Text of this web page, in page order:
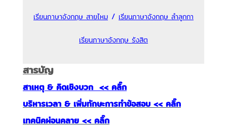
เรียนภาษาอังกฤษ สายไหม / เรียนภาษาอังกฤษ ลำลูกกา
เรียนภาษาอังกฤษ รังสิต
สารบัญ
สาเหตุ & คิดเชิงบวก << คลิ๊ก
บริหารเวลา & เพิ่มทักษะการทำข้อสอบ << คลิ๊ก
เทคนิคผ่อนคลาย << คลิ๊ก